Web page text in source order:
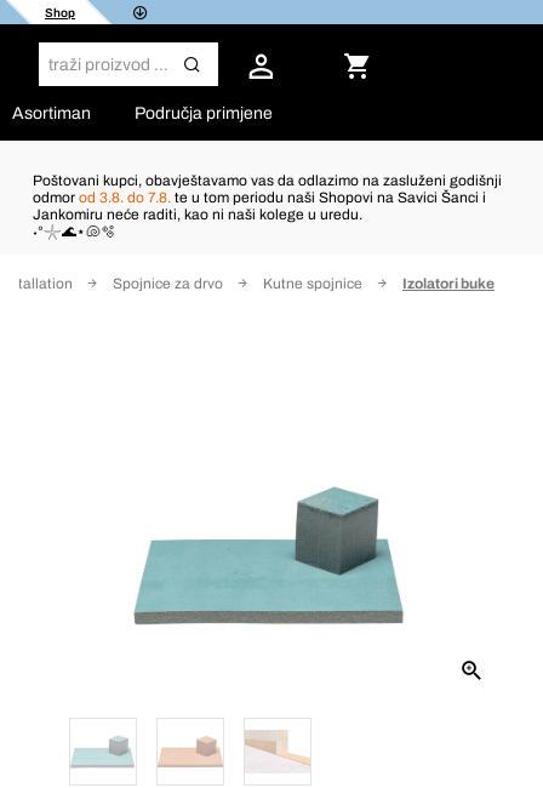
Shop
Asortiman Područja primjene
Poštovani kupci, obavještavamo vas da odlazimo na zasluženi godišnji
odmor od 3.8. do 7.8. te u tom periodu naši Shopovi na Savici Šanci i
Jankomiru neće raditi, kao ni naši kolege u uredu.
˖°𓇼🌊⋆🐚🫧
Spojnice za drvo Kutne spojnice Izolatori buke